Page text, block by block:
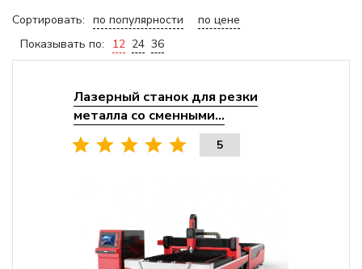
Сортировать: по популярности
по цене
Показывать по:
12 24 36
Лазерный станок для резки
металла со сменными...
5